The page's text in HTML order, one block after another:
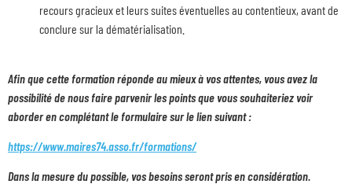
recours gracieux et leurs suites éventuelles au contentieux, avant de
conclure sur la dématérialisation.
Afin que cette formation réponde au mieux à vos attentes, vous avez la
possibilité de nous faire parvenir les points que vous souhaiteriez voir
aborder en complétant le formulaire sur le lien suivant :
https://www.maires74.asso.fr/formations/
Dans la mesure du possible, vos besoins seront pris en considération.